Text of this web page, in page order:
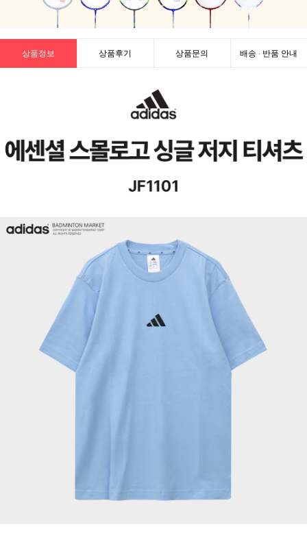
상품정보 상품후기 상품문의 배송 · 반품 안내